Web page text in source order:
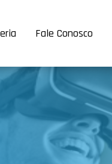
Fale Conosco